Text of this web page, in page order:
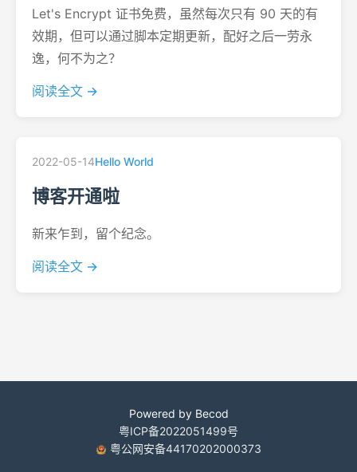
Let's Encrypt 证书免费，虽然每次只有 90 天的有
效期，但可以通过脚本定期更新，配好之后一劳永
逸，何不为之？
阅读全文 →
2022-05-14Hello World
博客开通啦
新来乍到，留个纪念。
阅读全文 →
Powered by Becod
粤ICP备2022051499号
粤公网安备44170202000373